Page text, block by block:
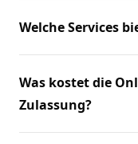
Welche Services
Was kostet die
Zulassung?